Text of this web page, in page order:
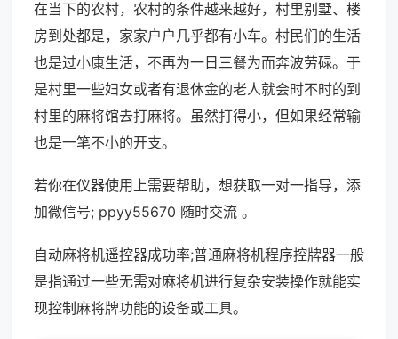
在当下的农村，农村的条件越来越好，村里别墅、楼
房到处都是，家家户户几乎都有小车。村民们的生活
也是过小康生活，不再为一日三餐为而奔波劳碌。于
是村里一些妇女或者有退休金的老人就会时不时的到
村里的麻将馆去打麻将。虽然打得小，但如果经常输
也是一笔不小的开支。
若你在仪器使用上需要帮助，想获取一对一指导，添
加微信号; ppyy55670 随时交流 。
自动麻将机遥控器成功率;普通麻将机程序控牌器一般
是指通过一些无需对麻将机进行复杂安装操作就能实
现控制麻将牌功能的设备或工具。